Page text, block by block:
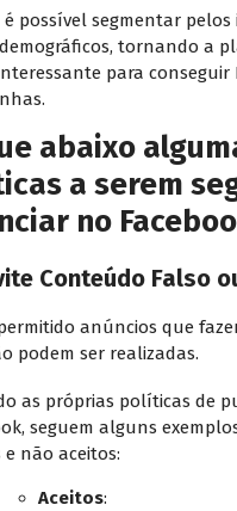
é possível segmentar pelos
tornando a
para conseguir
abaixo
a serem
no
Conteúdo Falso
anúncios que
podem ser realizadas.
as próprias políticas de
seguem alguns
e não aceitos:
Aceitos: